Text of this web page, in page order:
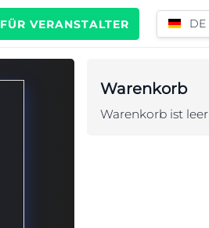
FÜR VERANSTALTER DE
Warenkorb
Warenkorb ist leer